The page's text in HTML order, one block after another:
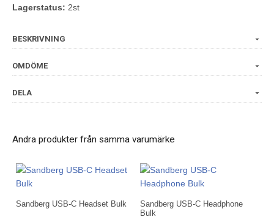
Lagerstatus: 2st
BESKRIVNING
OMDÖME
DELA
Andra produkter från samma varumärke
Sandberg USB-C Headset Bulk
Sandberg USB-C Headphone
Bulk